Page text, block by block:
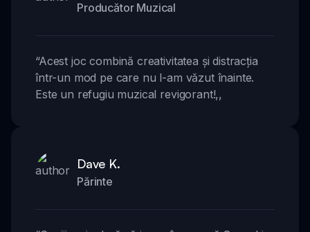
Producător Muzical
“Acest joc combină creativitatea și distracția
într-un mod pe care nu l-am văzut înainte.
Este un refugiu muzical revigorant!,,
Dave K.
Părinte